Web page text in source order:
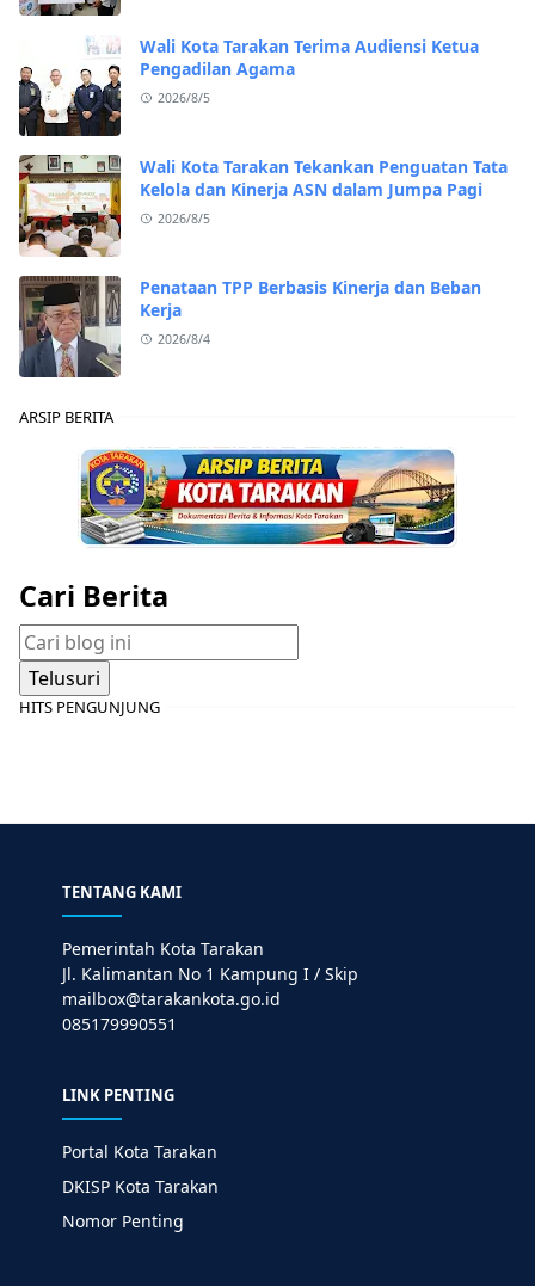
Wali Kota Tarakan Terima Audiensi Ketua
Pengadilan Agama
2026/8/5
Wali Kota Tarakan Tekankan Penguatan Tata
Kelola dan Kinerja ASN dalam Jumpa Pagi
2026/8/5
Penataan TPP Berbasis Kinerja dan Beban
Kerja
2026/8/4
ARSIP BERITA
Cari Berita
HITS PENGUNJUNG
TENTANG KAMI
Pemerintah Kota Tarakan
Jl. Kalimantan No 1 Kampung I / Skip
mailbox@tarakankota.go.id
085179990551
LINK PENTING
Portal Kota Tarakan
DKISP Kota Tarakan
Nomor Penting